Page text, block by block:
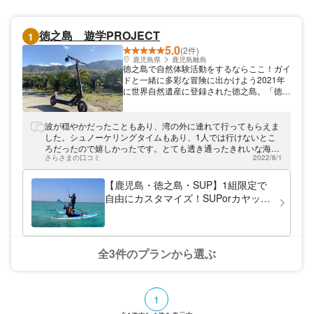
1 徳之島 遊学PROJECT
5.0(2件)
鹿児島県 鹿児島離島
徳之島で自然体験活動をするならここ！ガイ
ドと一緒に多彩な冒険に出かけよう2021年
に世界自然遺産に登録された徳之島。「徳之
点に、教育関連事業・体験型環境教育イベン
ト事業・アウトドアガイド事業に取り組んで
います。電動キックボードやSUPに乗って
楽しみながら徳之島の自然や歴史に触れられ
ます。
波が穏やかだったこともあり、湾の外に連れて行ってもらえま
した。シュノーケリングタイムもあり、1人では行けないとこ
ろだったので嬉しかったです。とても透き通ったきれいな海
で、SUPをしながらでもサンゴなどが観察できました。ウミガ
メにも会えて大満足です、ありがとうございました。
さらさまの口コミ 2022/8/1
【鹿児島・徳之島・SUP】1組限定で
自由にカスタマイズ！SUPorカヤック
全3件のプランから選ぶ
1